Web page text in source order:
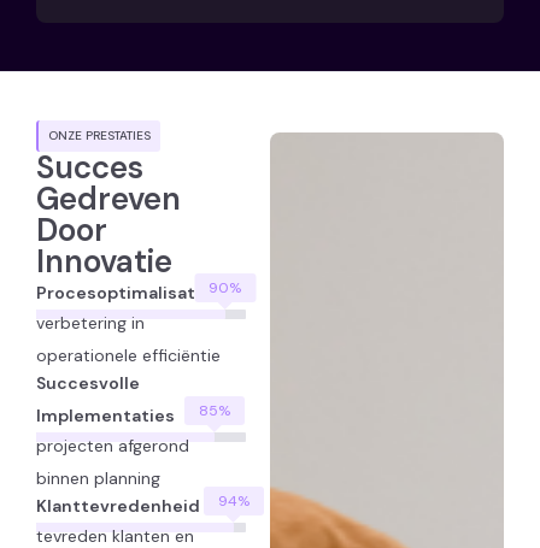
ONZE PRESTATIES
Succes
Gedreven
Door
Innovatie
Procesoptimalisatie90%
verbetering in
operationele efficiëntie
Succesvolle
Implementaties
85%
projecten afgerond
binnen planning
Klanttevredenheid
94%
tevreden klanten en